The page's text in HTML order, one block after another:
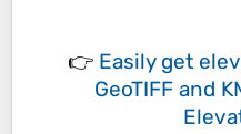
👉 Easily get
GeoTIFF and